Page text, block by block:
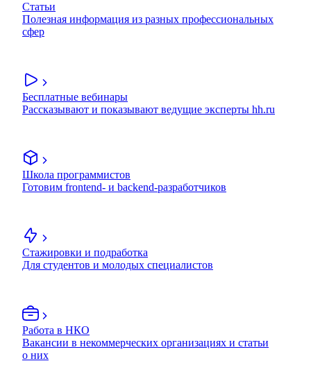
Статьи
Полезная информация из разных профессиональных
сфер
Бесплатные вебинары
Рассказывают и показывают ведущие эксперты hh.ru
Школа программистов
Готовим frontend- и backend-разработчиков
Стажировки и подработка
Для студентов и молодых специалистов
Работа в НКО
Вакансии в некоммерческих организациях и статьи
о них